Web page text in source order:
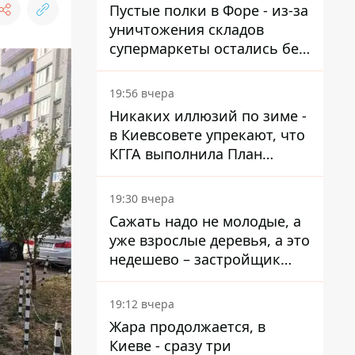
Пустые полки в Форе - из-за
уничтожения складов
супермаркеты остались без
ассортимента
19:56 вчера
Никаких иллюзий по зиме -
в Киевсовете упрекают, что
КГГА выполнила План
устойчивости на 20%
19:30 вчера
Сажать надо не молодые, а
уже взрослые деревья, а это
недешево – застройщик
Никонов
19:12 вчера
Жара продолжается, в
Киеве - сразу три